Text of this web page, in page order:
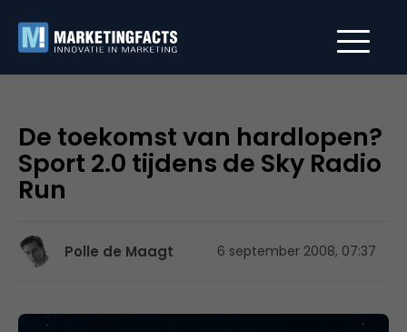
De toekomst van hardlopen?
Sport 2.0 tijdens de Sky Radio
Run
Polle de Maagt 6 september 2008, 07:37